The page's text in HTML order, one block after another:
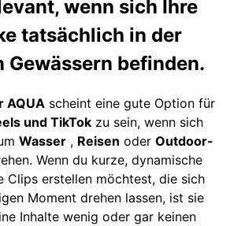
wenn sich Ihre
tatsächlich in der
Gewässern befinden.
AQUA scheint eine gute Option für
und TikTok zu sein, wenn sich
Wasser , Reisen oder Outdoor-
Wenn du kurze, dynamische
Clips erstellen möchtest, die sich
Moment drehen lassen, ist sie
Inhalte wenig oder gar keinen